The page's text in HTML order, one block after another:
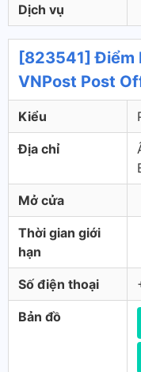
Dịch vụ
[823541] Điểm
VNPost Post
Kiểu
Địa chỉ
Mở cửa
Thời gian giới
hạn
Số điện thoại
Bản đồ